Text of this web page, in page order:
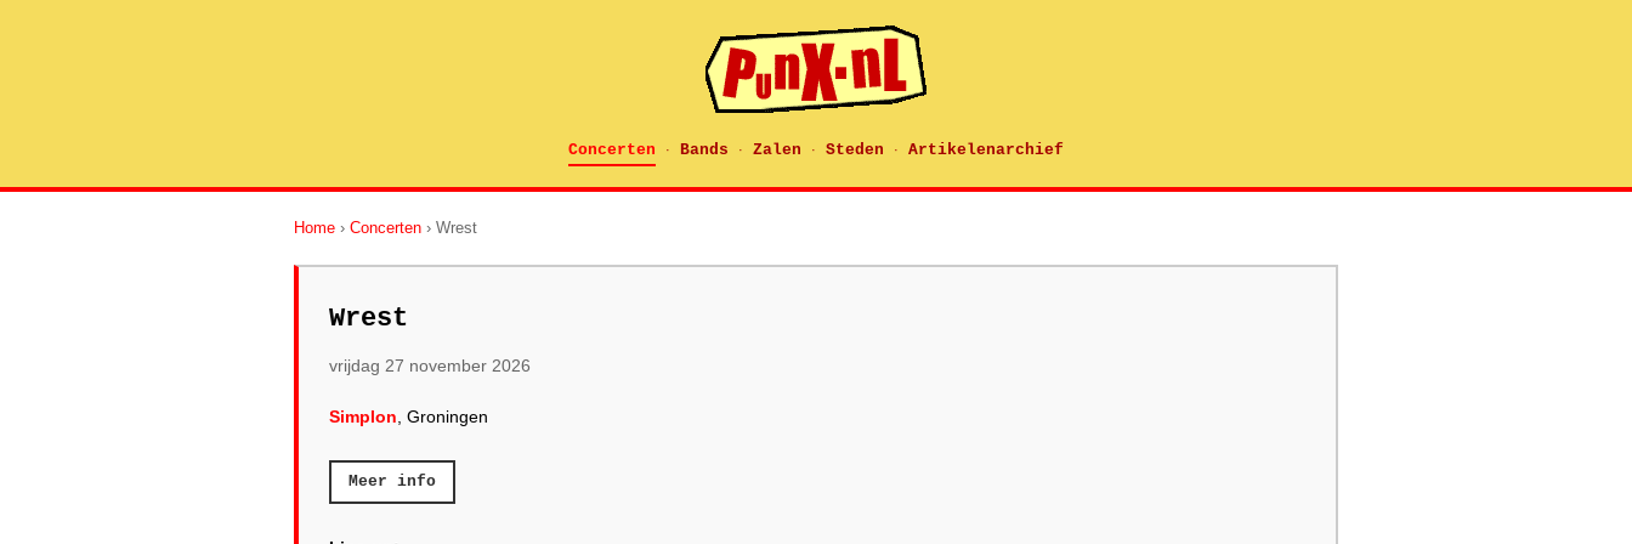
Concerten · Bands · Zalen · Steden · Artikelenarchief
Home › Concerten › Wrest
Wrest
vrijdag 27 november 2026
Simplon , Groningen
Meer info